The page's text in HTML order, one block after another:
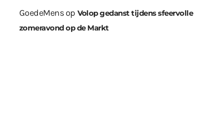
GoedeMensop Volop gedanst tijdens sfeervolle
zomeravond op de Markt